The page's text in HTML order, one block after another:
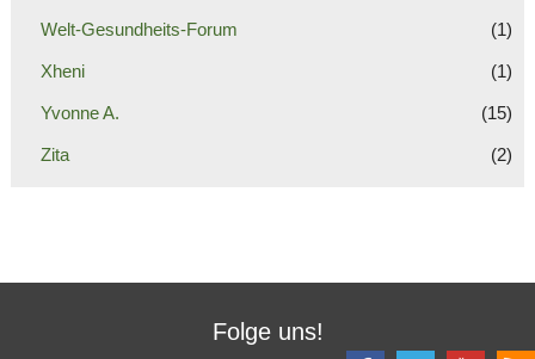
Welt-Gesundheits-Forum (1)
Xheni (1)
Yvonne A. (15)
Zita (2)
Folge uns!